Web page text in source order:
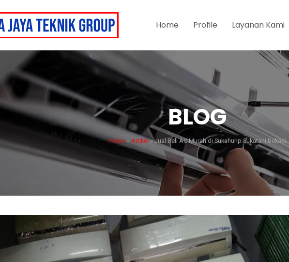
Home Profile Layanan Kami
BLOG
Home» Artikel»Jual Beli AC Murah di Sukahurip Sukatani Bekasi